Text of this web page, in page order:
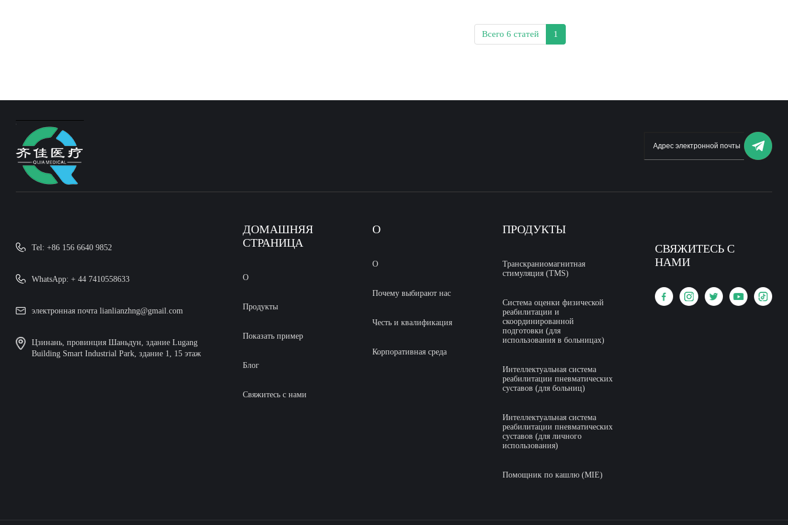
Всего 6 статей 1
Tel: +86 156 6640 9852
WhatsApp: + 44 7410558633
электронная почта lianlianzhng@gmail.com
Цзинань, провинция Шаньдун, здание Lugang
Building Smart Industrial Park, здание 1, 15 этаж
ДОМАШНЯЯ
СТРАНИЦА
О
Продукты
Показать пример
Блог
Свяжитесь с нами
О
О
Почему выбирают нас
Честь и квалификация
Корпоративная среда
ПРОДУКТЫ
Транскраниомагнитная
стимуляция (TMS)
Система оценки физической
реабилитации и
скоординированной
подготовки (для
использования в больницах)
Интеллектуальная система
реабилитации пневматических
суставов (для больниц)
Интеллектуальная система
реабилитации пневматических
суставов (для личного
использования)
Помощник по кашлю (MIE)
СВЯЖИТЕСЬ С
НАМИ